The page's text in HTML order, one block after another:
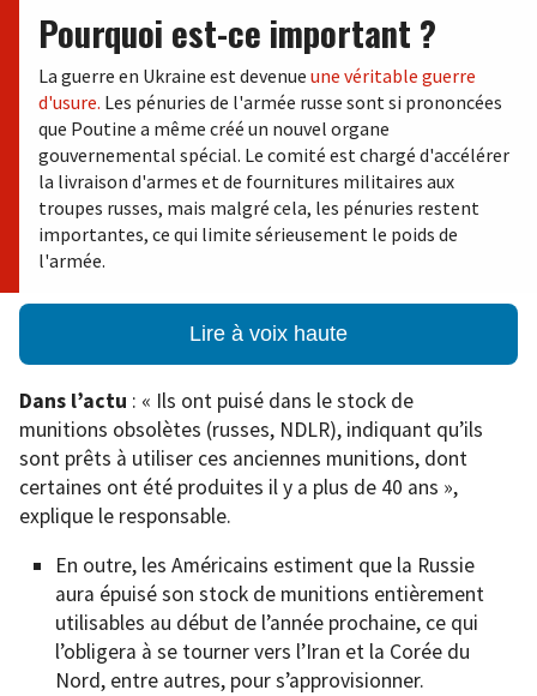
Pourquoi est-ce important ?
La guerre en Ukraine est devenue une véritable guerre
d'usure. Les pénuries de l'armée russe sont si prononcées
que Poutine a même créé un nouvel organe
gouvernemental spécial. Le comité est chargé d'accélérer
la livraison d'armes et de fournitures militaires aux
troupes russes, mais malgré cela, les pénuries restent
importantes, ce qui limite sérieusement le poids de
l'armée.
Lire à voix haute
Dans l’actu : « Ils ont puisé dans le stock de
munitions obsolètes (russes, NDLR), indiquant qu’ils
sont prêts à utiliser ces anciennes munitions, dont
certaines ont été produites il y a plus de 40 ans »,
explique le responsable.
En outre, les Américains estiment que la Russie
aura épuisé son stock de munitions entièrement
utilisables au début de l’année prochaine, ce qui
l’obligera à se tourner vers l’Iran et la Corée du
Nord, entre autres, pour s’approvisionner.